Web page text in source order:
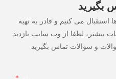
بگیرید
می کنیم و قادر به تهیه
بیشتر، لطفا از وب سایت بازدید